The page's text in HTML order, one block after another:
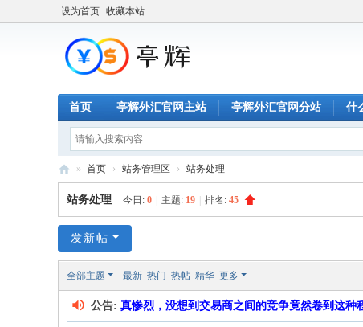
设为首页 收藏本站
首页 亭辉外汇官网主站 亭辉外汇官网分站 什
外
汇
易
» 首页 › 站务管理区 › 站务处理
站务处理 今日: 0 主题: 19 排名: 45
发新帖
全部主题 最新 热门 热帖 精华 更多
公告: 真惨烈，没想到交易商之间的竞争竟然卷到这种